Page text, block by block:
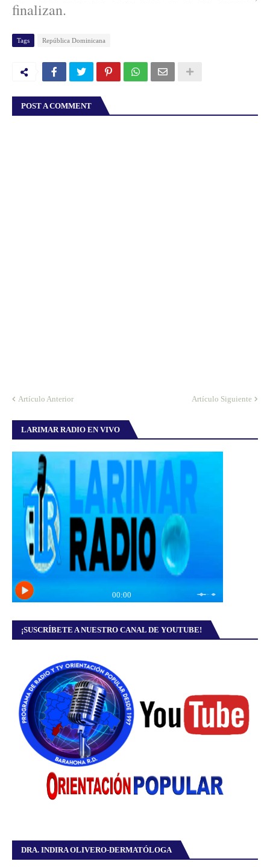
finalizan.
Tags República Dominicana
POST A COMMENT
Artículo Anterior Artículo Siguiente
LARIMAR RADIO EN VIVO
¡SUSCRÍBETE A NUESTRO CANAL DE YOUTUBE!
DRA. INDIRA OLIVERO-DERMATÓLOGA